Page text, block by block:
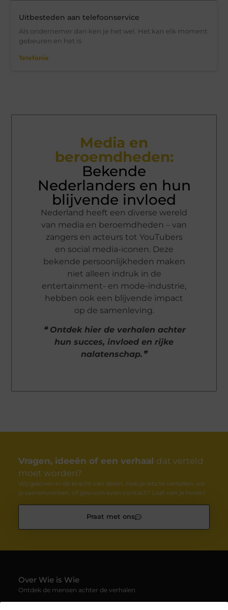
Uitbesteden aan telefoonservice
Als ondernemer dan ken je het wel. Het kan elk moment
gebeuren en het is
Telefonie
Media en
beroemdheden:
Bekende
Nederlanders en hun
blijvende invloed
Nederland heeft een diverse wereld
van media en beroemdheden – van
zangers en acteurs tot YouTubers
en social media-iconen. Deze
bekende persoonlijkheden maken
niet alleen indruk in de
entertainment- en mode-industrie,
hebben ook een blijvende impact
op de samenleving.
❝ Ontdek hier de verhalen achter
hun succes, invloed en rijke
nalatenschap.❞
Vragen, ideeën of een verhaal dat verteld
moet worden?
Wij geloven in de kracht van delen. Heb je iets te vertellen, wil
je samenwerken, of gewoon even contact? Laat van je horen!
Praat met ons
Over Wie is Wie
Ontdek de mensen achter de verhalen.